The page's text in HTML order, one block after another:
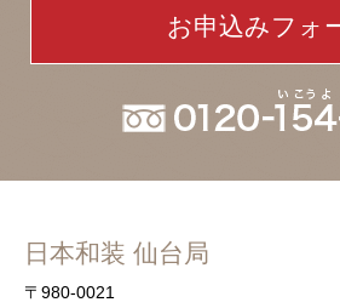
お申込みフォ
日本和装 仙台局
〒980-0021